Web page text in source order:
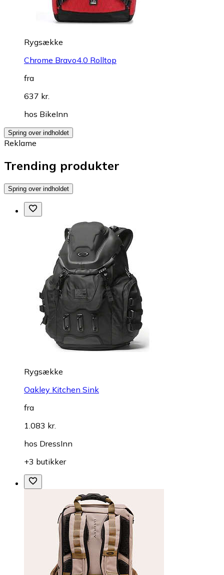
Rygsække
Chrome Bravo4.0 Rolltop
fra
637 kr.
hos BikeInn
Spring over indholdet
Reklame
Trending produkter
Spring over indholdet
Rygsække
Oakley Kitchen Sink
fra
1.083 kr.
hos DressInn
+3 butikker